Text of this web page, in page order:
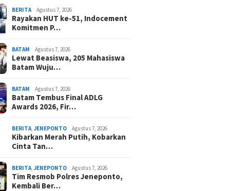
BERITA Agustus 7, 2026
Rayakan HUT ke-51, Indocement
Komitmen P…
BATAM Agustus 7, 2026
Lewat Beasiswa, 205 Mahasiswa
Batam Wuju…
BATAM Agustus 7, 2026
Batam Tembus Final ADLG
Awards 2026, Fir…
BERITA ,JENEPONTO Agustus 7, 2026
Kibarkan Merah Putih, Kobarkan
Cinta Tan…
BERITA ,JENEPONTO Agustus 7, 2026
Tim Resmob Polres Jeneponto,
Kembali Ber…